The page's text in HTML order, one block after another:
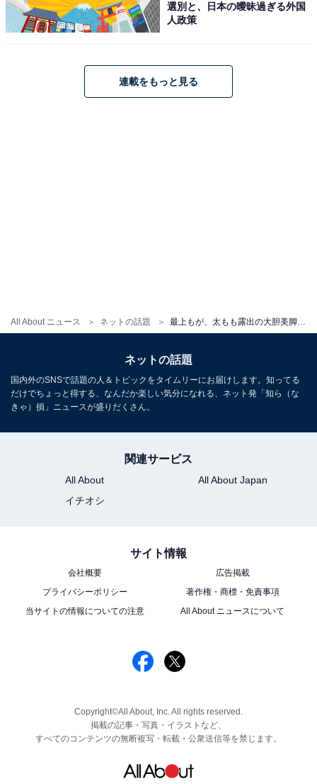
All About ニュース ネットの話題
選別と、日本の曖昧過ぎる外国
人政策
連載をもっと見る
ネットの話題
国内外のSNSで話題の人＆トピックをタイムリーにお届けします。知ってる
だけでちょっと得する、なんだか楽しい気分になれる、ネット発「知ら（な
きゃ）損」ニュースが盛りだくさん。
関連サービス
All About
All About Japan
イチオシ
サイト情報
会社概要
広告掲載
プライバシーポリシー
著作権・商標・免責事項
当サイトの情報についての注意
All About ニュースについて
Copyright©All About, Inc. All rights reserved.
掲載の記事・写真・イラストなど、
すべてのコンテンツの無断複写・転載・公衆送信等を禁じます。